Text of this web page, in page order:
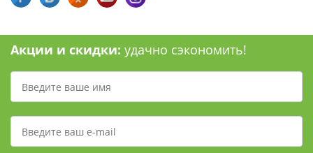
Акции и скидки: удачно сэкономить!